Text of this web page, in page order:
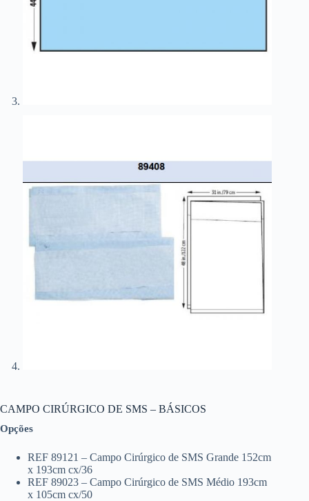
CAMPO CIRÚRGICO DE SMS – BÁSICOS
Opções
REF 89121 – Campo Cirúrgico de SMS Grande 152cm
x 193cm cx/36
REF 89023 – Campo Cirúrgico de SMS Médio 193cm
x 105cm cx/50